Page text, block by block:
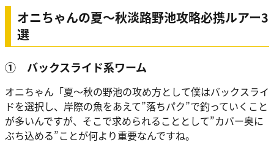
オニちゃんの夏〜秋淡路野池攻略必携ルアー3
選
① バックスライド系ワーム
オニちゃん 「夏〜秋の野池の攻め方として僕はバックスライ
ドを選択し、岸際の魚をあえて”落ちパク”で釣っていくこと
が多いんですが、そこで求められることとして”カバー奥に
ぶち込める”ことが何より重要なんですね。